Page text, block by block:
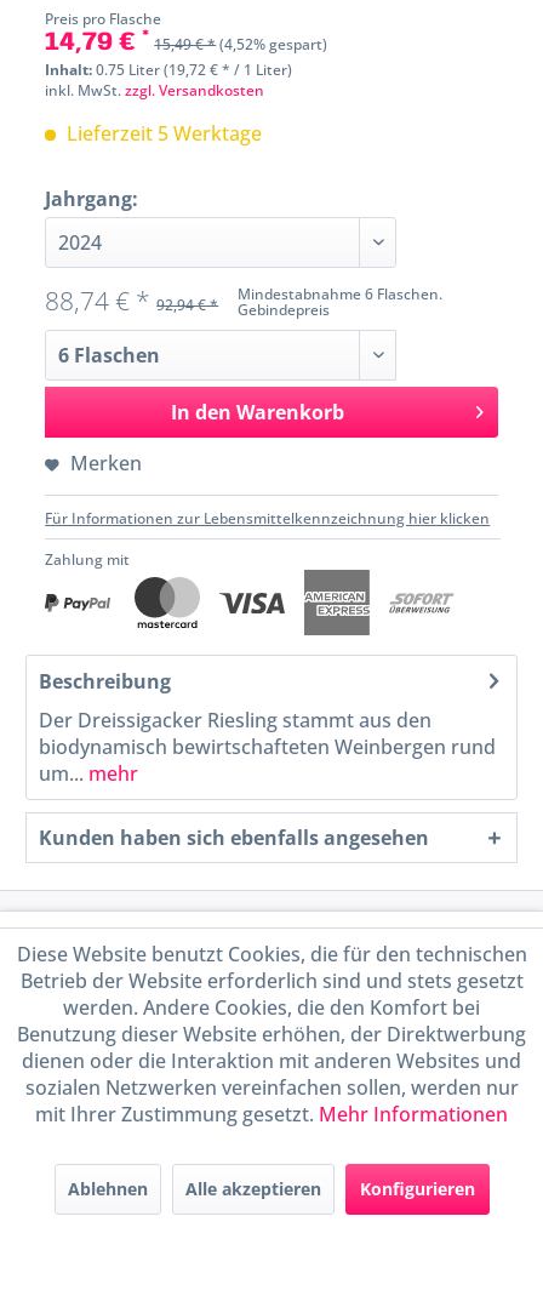
Preis pro Flasche
14,79 € * 15,49 € *(4,52% gespart)
Inhalt:0.75 Liter (19,72 € * / 1 Liter)
inkl. MwSt.zzgl. Versandkosten
Lieferzeit 5 Werktage
Jahrgang:
Mindestabnahme 6 Flaschen.
Gebindepreis
88,74 € * 92,94 € *
In den Warenkorb
Merken
Für Informationen zur Lebensmittelkennzeichnung hier klicken
Zahlung mit
Beschreibung
Der Dreissigacker Riesling stammt aus den
biodynamisch bewirtschafteten Weinbergen rund
um... mehr
Kunden haben sich ebenfalls angesehen
Service Hotline
Shop Service
Informationen
Handel mit BIO-Weinen
durch DE-ÖKO-009
Diese Website benutzt Cookies, die für den technischen
Betrieb der Website erforderlich sind und stets gesetzt
werden. Andere Cookies, die den Komfort bei
Benutzung dieser Website erhöhen, der Direktwerbung
dienen oder die Interaktion mit anderen Websites und
sozialen Netzwerken vereinfachen sollen, werden nur
mit Ihrer Zustimmung gesetzt. Mehr Informationen
Ablehnen Alle akzeptieren Konfigurieren